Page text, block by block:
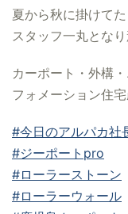
夏から秋に掛けて
スタッフ一丸となり
カーポート・外構
フォメーション住
#今日のアルパカ社
#ジーポートpro
#ローラーストーン
#ローラーウォール